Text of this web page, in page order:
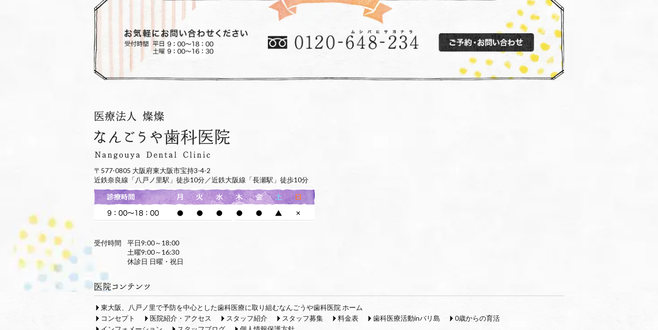
〒577-0805 大阪府東大阪市宝持3-4-2
近鉄奈良線「八戸ノ里駅」徒歩10分／近鉄大阪線「長瀬駅」徒歩10分
受付時間
平日9:00～18:00
土曜9:00～16:30
休診日 日曜・祝日
東大阪、八戸ノ里で予防を中心とした歯科医療に取り組むなんごうや歯科医院 ホーム
コンセプト
医院紹介・アクセス スタッフ紹介 スタッフ募集 料金表 歯科医療活動inバリ島
0歳からの育活